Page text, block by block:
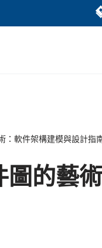
：軟件架構建模與設計指
圖的藝